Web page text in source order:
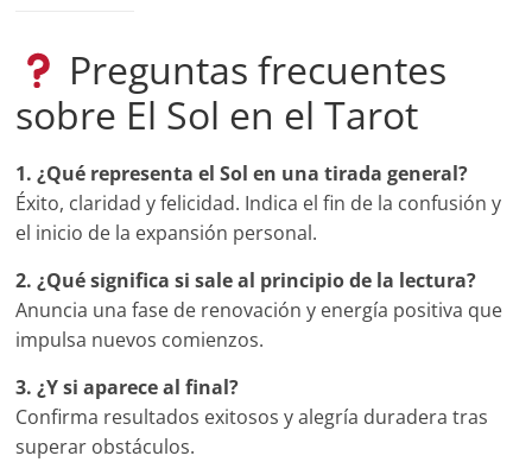
Preguntas frecuentes
sobre El Sol en el Tarot
1. ¿Qué representa el Sol en una tirada general?
Éxito, claridad y felicidad. Indica el fin de la confusión y
el inicio de la expansión personal.
2. ¿Qué significa si sale al principio de la lectura?
Anuncia una fase de renovación y energía positiva que
impulsa nuevos comienzos.
3. ¿Y si aparece al final?
Confirma resultados exitosos y alegría duradera tras
superar obstáculos.